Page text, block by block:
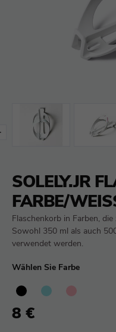
SOLELY.JR
FARBE/WEISS
Flaschenkorb in Farben,
Sowohl 350 ml als auch
verwendet werden.
Wählen Sie Farbe
8 €